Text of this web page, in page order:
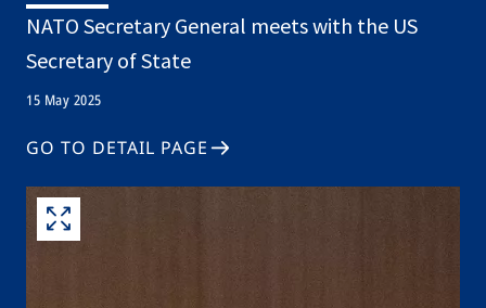
NATO Secretary General meets with the US
Secretary of State
15 May 2025
GO TO DETAIL PAGE